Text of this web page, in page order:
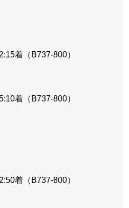
着（B737-800）
着（B737-800）
着（B737-800）